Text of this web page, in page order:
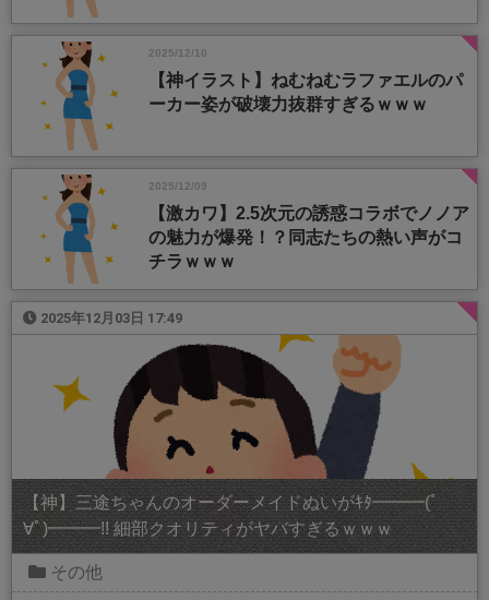
2025/12/10
【神イラスト】ねむねむラファエルのパ
ーカー姿が破壊力抜群すぎるｗｗｗ
2025/12/09
【激カワ】2.5次元の誘惑コラボでノノア
の魅力が爆発！？同志たちの熱い声がコ
チラｗｗｗ
2025年12月03日 17:49
【神】三途ちゃんのオーダーメイドぬいがｷﾀ━━━(ﾟ
∀ﾟ)━━━!! 細部クオリティがヤバすぎるｗｗｗ
その他